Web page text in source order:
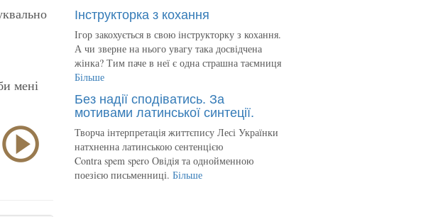
мені
Інструкторка з кохання
Ігор закохується в свою інструкторку з кохання.
А чи зверне на нього увагу така досвідчена
жінка? Тим паче в неї є одна страшна таємниця
Більше
Без надії сподіватись. За
мотивами латинської синтеції.
Творча інтерпретація життєпису Лесі Українки
натхненна латинською сентенцією
Contra spem spero Овідія та однойменною
поезією письменниці. Більше